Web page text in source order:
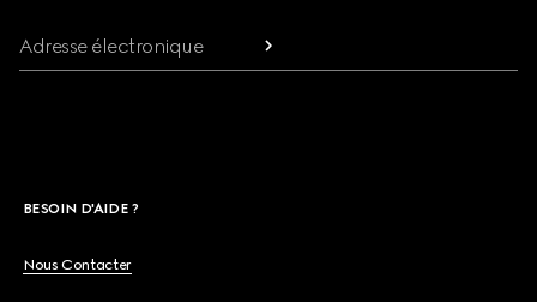
Adresse électronique
BESOIN D'AIDE ?
Nous Contacter